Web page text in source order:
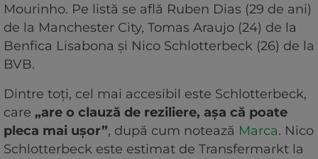
Mourinho. Pe listă se află Ruben Dias (29 de ani)
de la Manchester City, Tomas Araujo (24) de la
Benfica Lisabona și Nico Schlotterbeck (26) de la
BVB.
Dintre toți, cel mai accesibil este Schlotterbeck,
care „are o clauză de reziliere, așa că poate
pleca mai ușor”, după cum notează Marca. Nico
Schlotterbeck este estimat de Transfermarkt la